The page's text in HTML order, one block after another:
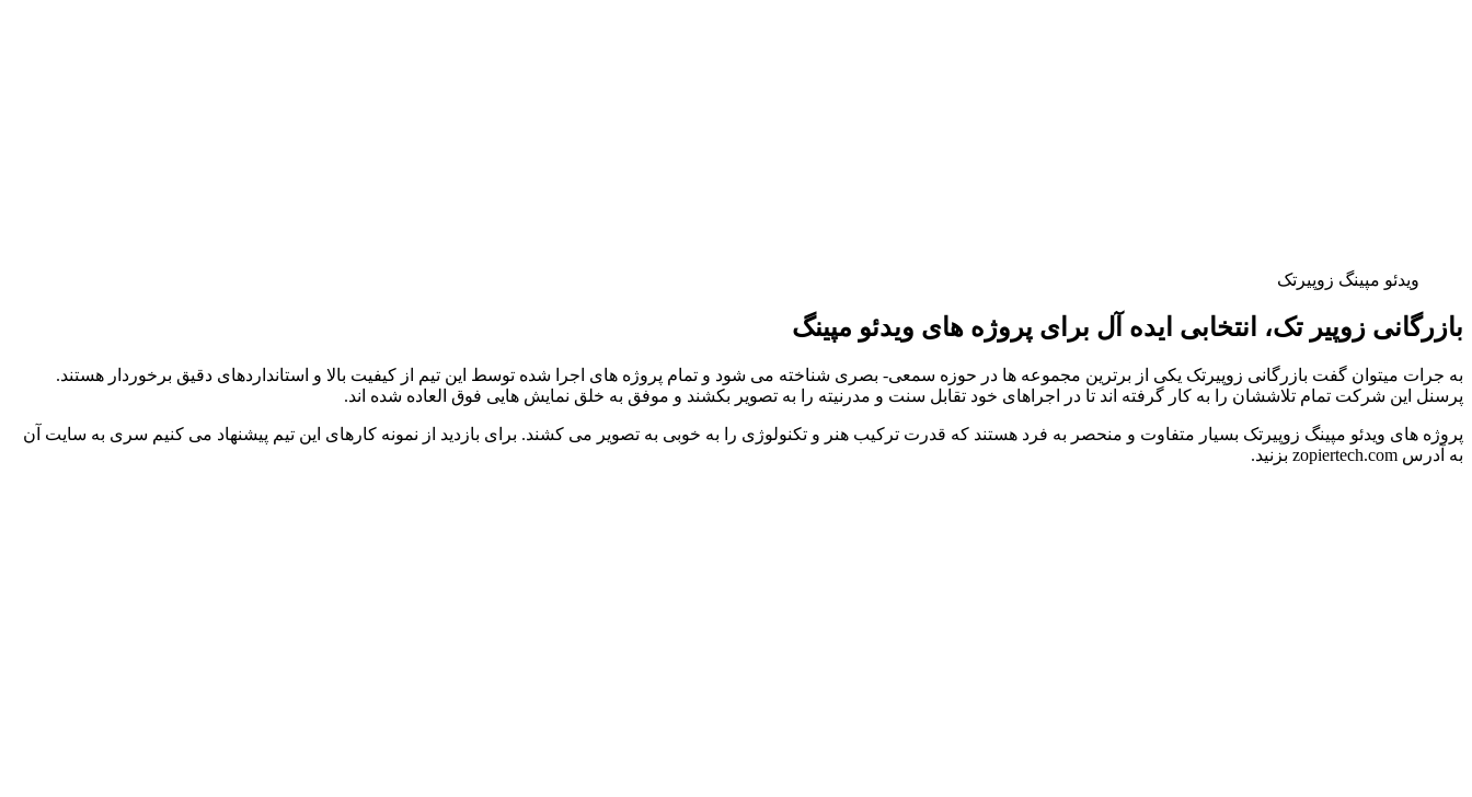
ویدئو مپینگ زوپیرتک
بازرگانی زوپیر تک، انتخابی ایده آل برای پروژه های ویدئو مپینگ
به جرات میتوان گفت بازرگانی زوپیرتک یکی از برترین مجموعه ها در حوزه سمعی- بصری شناخته می شود و تمام پروژه های اجرا شده توسط این تیم از کیفیت بالا و استانداردهای دقیق برخوردار هستند.
پرسنل این شرکت تمام تلاششان را به کار گرفته اند تا در اجراهای خود تقابل سنت و مدرنیته را به تصویر بکشند و موفق به خلق نمایش هایی فوق العاده شده اند.
پروژه های ویدئو مپینگ زوپیرتک بسیار متفاوت و منحصر به فرد هستند که قدرت ترکیب هنر و تکنولوژی را به خوبی به تصویر می کشند. برای بازدید از نمونه کارهای این تیم پیشنهاد می کنیم سری به سایت آن
به آدرس zopiertech.com بزنید.